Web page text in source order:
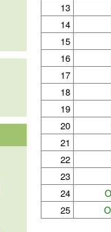
13
14
15
16
17
18
19
20
21
22
23
24
25